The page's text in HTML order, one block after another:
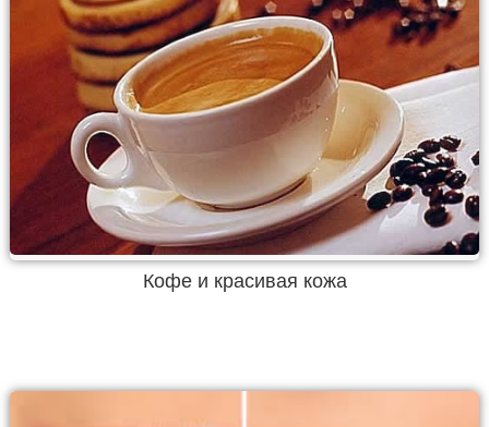
Кофе и красивая кожа